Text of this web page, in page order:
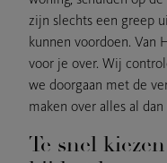
zijn slechts een greep
kunnen voordoen. Van
voor je over. Wij
we doorgaan met de
maken over alles al
Te snel